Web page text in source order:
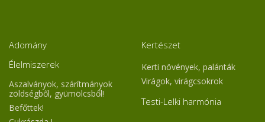
Adomány
Élelmiszerek
Aszalványok, szárítmányok
zöldségből, gyümölcsből!
Befőttek!
Kertészet
Kerti növények, palánták
Virágok, virágcsokrok
Testi-Lelki harmónia